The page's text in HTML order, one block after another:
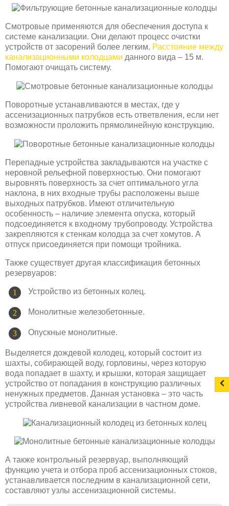
Смотровые применяются для обеспечения доступа к
системе канализации. Они делают процесс очистки
устройств от засорений более легким. Расстояние между
канализационными колодцами данного вида – 15 м.
Помогают очищать систему.
Поворотные устанавливаются в местах, где у
ассенизационных патрубков есть ответвления, если нет
возможности проложить прямолинейную конструкцию.
Перепадные устройства закладываются на участке с
неровной рельефной поверхностью. Они помогают
выровнять поверхность за счет оптимального угла
наклона, в них входные трубы расположены выше
выходных патрубков. Имеют отличительную
особенность – наличие элемента опуска, который
подсоединяется к входному трубопроводу. Устройства
закрепляются к стенкам колодца за счет хомутов. А
отпуск присоединяется при помощи тройника.
Также существует другая классификация бетонных
резервуаров:
Устройство из бетонных колец.
Монолитные железобетонные.
Опускные монолитные.
Выделяется дождевой колодец, который состоит из
шахты, собирающей воду, горловины, через которую
вода попадает в шахту, и крышки, которая защищает
устройство от попадания в конструкцию различных
ненужных предметов. Данная установка – это часть
устройства ливневой канализации в частном доме.
А также контрольный резервуар, выполняющий
функцию учета и отбора проб ассенизационных стоков,
устанавливается последним в канализационной сети,
составляют узлы ассенизационной системы.